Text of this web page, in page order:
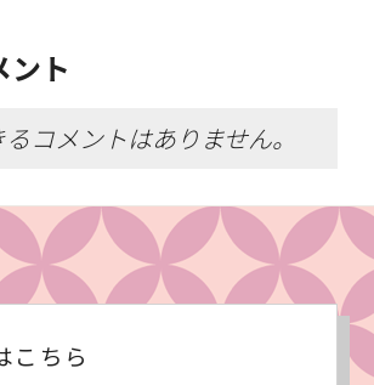
ント
コメントはありません。
こちら